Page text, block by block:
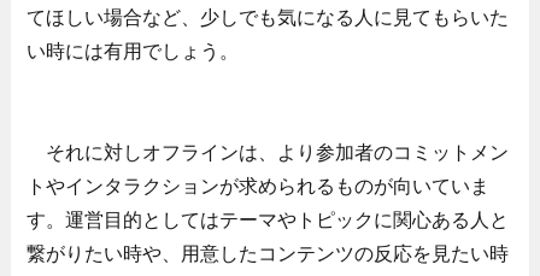
てほしい場合など、少しでも気になる人に見てもらいた
い時には有用でしょう。
それに対しオフラインは、より参加者のコミットメン
トやインタラクションが求められるものが向いていま
す。運営目的としてはテーマやトピックに関心ある人と
繋がりたい時や、用意したコンテンツの反応を見たい時